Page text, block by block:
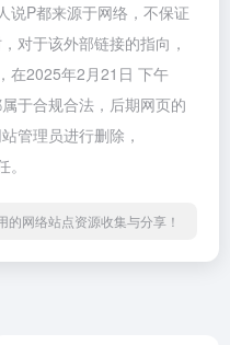
说P都来源于网络，不保证
对于该外部链接的指向，
在2025年2月21日 下午
于合规合法，后期网页的
管理员进行删除，
网络站点资源收集与分享！